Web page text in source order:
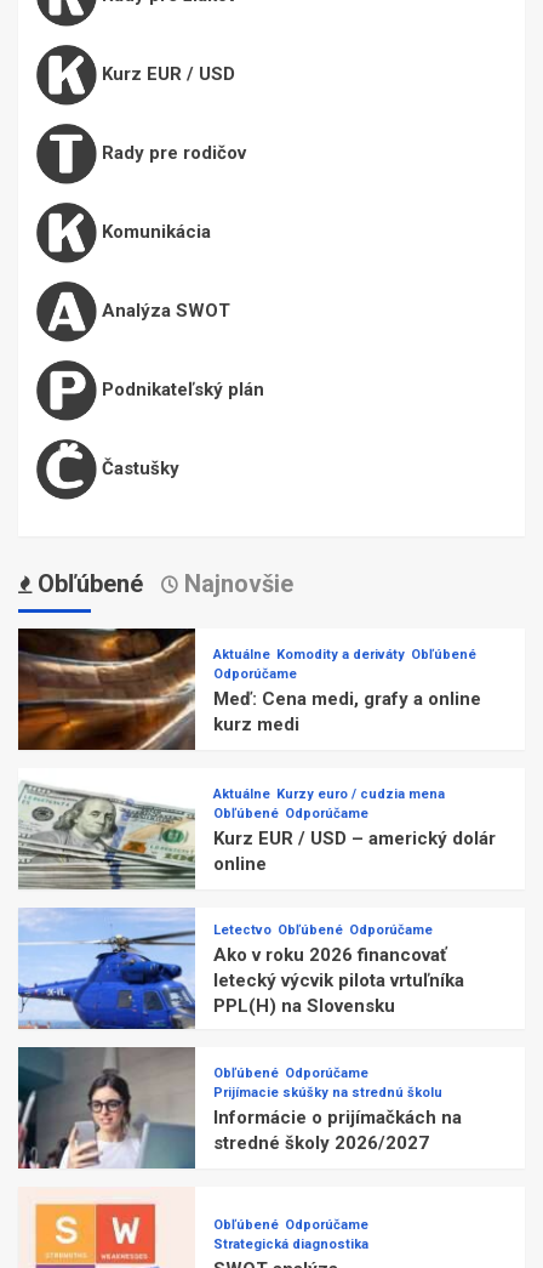
Kurz EUR / USD
Rady pre rodičov
Komunikácia
Analýza SWOT
Podnikateľský plán
Častušky
Obľúbené Najnovšie
Aktuálne Komodity a deriváty Obľúbené
Odporúčame
Meď: Cena medi, grafy a online
kurz medi
Aktuálne Kurzy euro / cudzia mena
Obľúbené Odporúčame
Kurz EUR / USD – americký dolár
online
Letectvo Obľúbené Odporúčame
Ako v roku 2026 financovať
letecký výcvik pilota vrtuľníka
PPL(H) na Slovensku
Obľúbené Odporúčame
Prijímacie skúšky na strednú školu
Informácie o prijímačkách na
stredné školy 2026/2027
Obľúbené Odporúčame
Strategická diagnostika